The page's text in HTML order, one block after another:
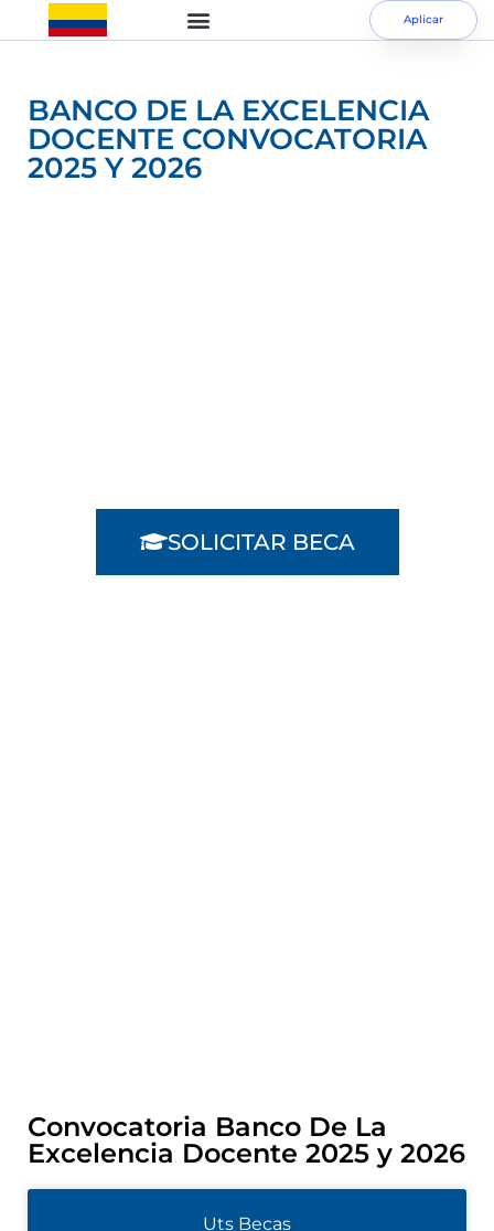
Aplicar
BANCO DE LA EXCELENCIA
DOCENTE CONVOCATORIA
2025 Y 2026
SOLICITAR BECA
Convocatoria Banco De La
Excelencia Docente 2025 y 2026
Uts Becas